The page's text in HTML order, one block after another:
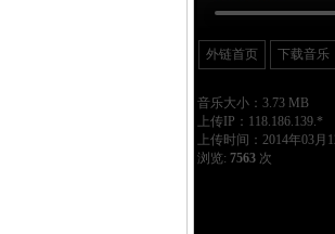
外链首页 下载音乐
音乐大小：3.73 MB
上传IP：118.186.139.*
上传时间：2014年03月
浏览: 7563次